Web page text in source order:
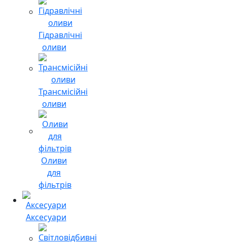
Гідравлічні
оливи
Трансмісійні
оливи
Оливи
для
фільтрів
Аксесуари